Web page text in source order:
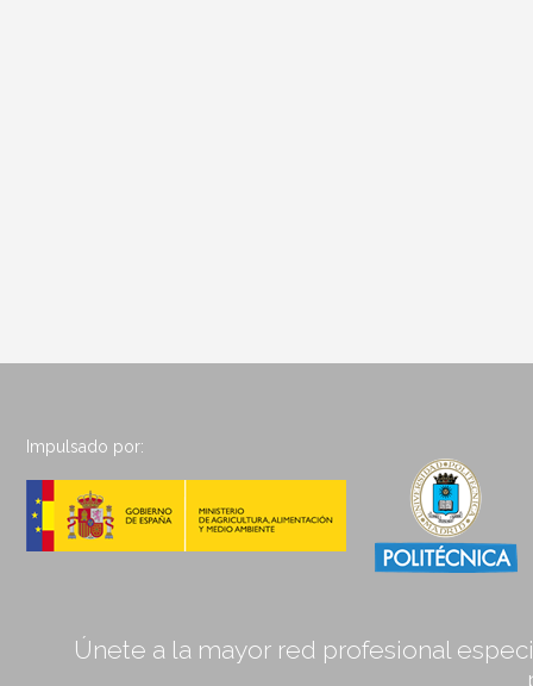
Impulsado por:
Únete a la mayor red profesional